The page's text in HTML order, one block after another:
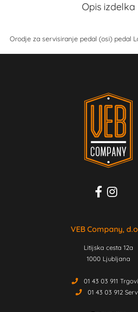
Opis izdelka
Orodje za servisiranje pedal (osi) pedal
VEB Company,
Litijska cesta 12a
1000 Ljubljana
01 43 03 911
01 43 03 912